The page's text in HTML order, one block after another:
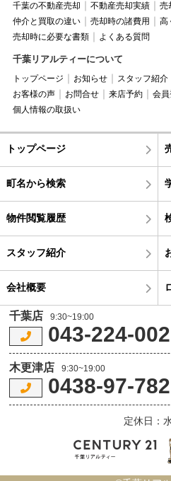
千葉の不動産売却 不動産売却実績 売
仲介と買取の違い
売却時の諸費用
高
売却時に必要な書類
よくある質問
千葉リアルティーについて
トップページ お知らせ スタッフ紹介
お客様の声
お問合せ 来店予約 会
個人情報の取扱い
トップページ
町名から検索
物件閲覧履歴
スタッフ紹介
会社概要
千葉店 9:30~19:00
043-224-
木更津店 9:30~19:00
0438-97-
定休日：